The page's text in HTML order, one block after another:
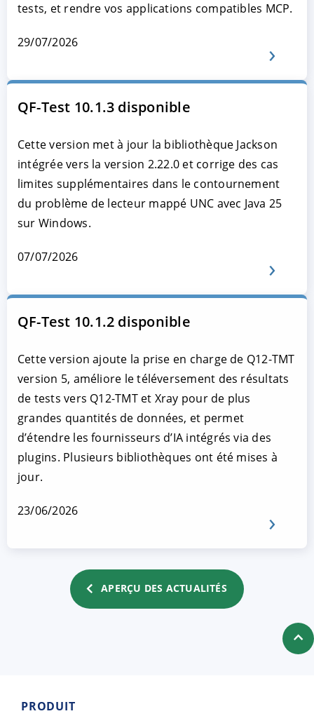
tests, et rendre vos applications compatibles MCP.
29/07/2026
QF-Test 10.1.3 disponible
Cette version met à jour la bibliothèque Jackson
intégrée vers la version 2.22.0 et corrige des cas
limites supplémentaires dans le contournement
du problème de lecteur mappé UNC avec Java 25
sur Windows.
07/07/2026
QF-Test 10.1.2 disponible
Cette version ajoute la prise en charge de Q12-TMT
version 5, améliore le téléversement des résultats
de tests vers Q12-TMT et Xray pour de plus
grandes quantités de données, et permet
d’étendre les fournisseurs d’IA intégrés via des
plugins. Plusieurs bibliothèques ont été mises à
jour.
23/06/2026
APERÇU DES ACTUALITÉS
PRODUIT